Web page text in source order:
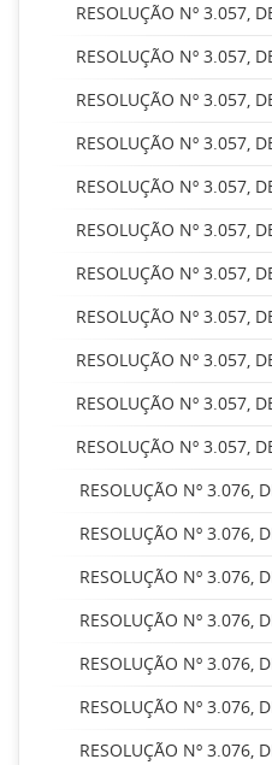
RESOLUÇÃO Nº 3.057,
RESOLUÇÃO Nº 3.057,
RESOLUÇÃO Nº 3.057,
RESOLUÇÃO Nº 3.057,
RESOLUÇÃO Nº 3.057,
RESOLUÇÃO Nº 3.057,
RESOLUÇÃO Nº 3.057,
RESOLUÇÃO Nº 3.057,
RESOLUÇÃO Nº 3.057,
RESOLUÇÃO Nº 3.057,
RESOLUÇÃO Nº 3.057,
RESOLUÇÃO Nº 3.076,
RESOLUÇÃO Nº 3.076,
RESOLUÇÃO Nº 3.076,
RESOLUÇÃO Nº 3.076,
RESOLUÇÃO Nº 3.076,
RESOLUÇÃO Nº 3.076,
RESOLUÇÃO Nº 3.076,